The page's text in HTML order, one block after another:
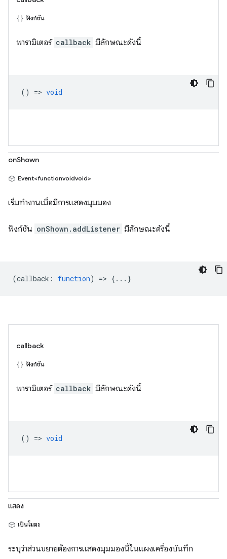
ฟังก์ชัน
พารามิเตอร์ callback มีลักษณะดังนี้
() => void
onShown
Event<functionvoidvoid>
เริ่มทำงานเมื่อมีการแสดงมุมมอง
ฟังก์ชัน onShown.addListener มีลักษณะดังนี้
(callback : function) => {...}
callback
ฟังก์ชัน
พารามิเตอร์ callback มีลักษณะดังนี้
() => void
แสดง
เป็นโมฆะ
ระบุว่าส่วนขยายต้องการแสดงมุมมองนี้ในแผงเครื่องบันทึก